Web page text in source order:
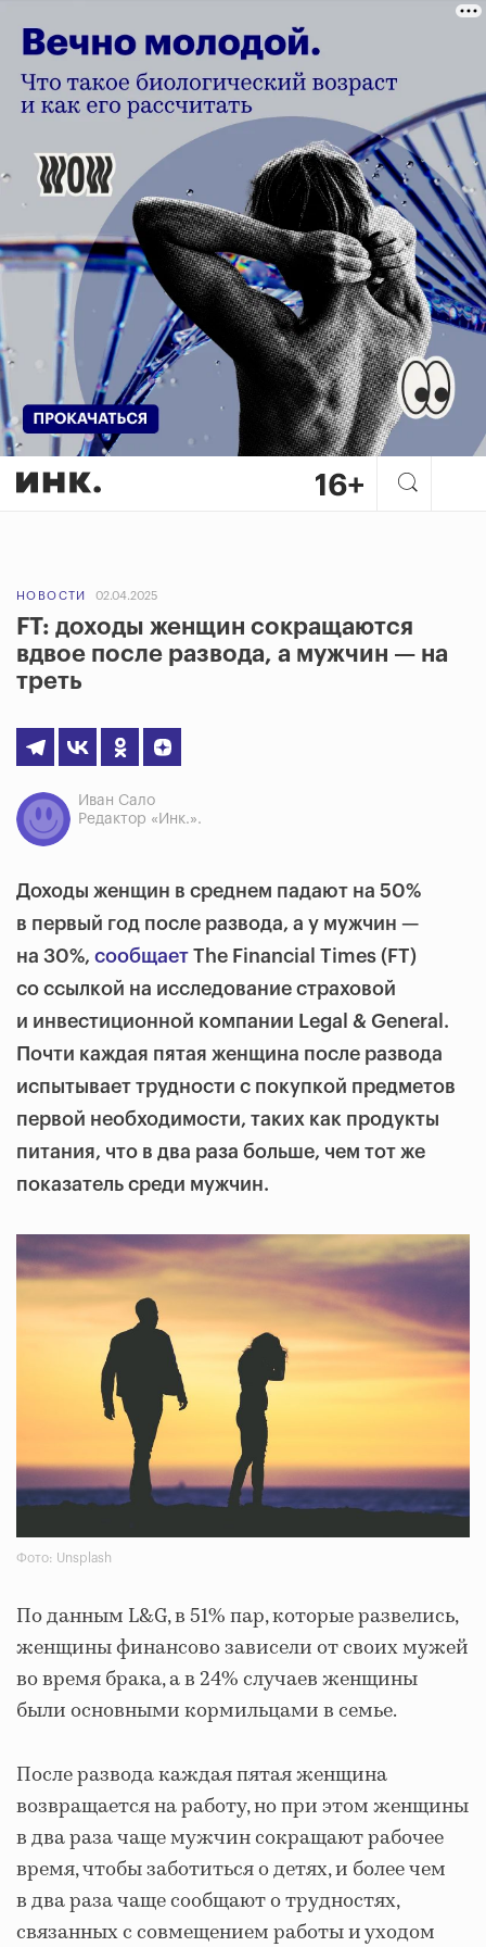
НОВОСТИ 02.04.2025
FT: доходы женщин сокращаются
вдвое после развода, а мужчин — на
треть
Иван Сало
Редактор «Инк.».
Доходы женщин в среднем падают на 50%
в первый год после развода, а у мужчин —
на 30%, сообщает The Financial Times (FT)
со ссылкой на исследование страховой
и инвестиционной компании Legal & General.
Почти каждая пятая женщина после развода
испытывает трудности с покупкой предметов
первой необходимости, таких как продукты
питания, что в два раза больше, чем тот же
показатель среди мужчин.
Фото: Unsplash
По данным L&G, в 51% пар, которые развелись,
женщины финансово зависели от своих мужей
во время брака, а в 24% случаев женщины
были основными кормильцами в семье.
После развода каждая пятая женщина
возвращается на работу, но при этом женщины
в два раза чаще мужчин сокращают рабочее
время, чтобы заботиться о детях, и более чем
в два раза чаще сообщают о трудностях,
связанных с совмещением работы и уходом